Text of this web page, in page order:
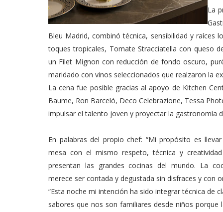
La
Bleu Madrid, combinó técnica, sensibilidad y raíces
toques tropicales, Tomate Stracciatella con queso
un Filet Mignon con reducción de fondo oscuro,
maridado con vinos seleccionados que realzaron la
La cena fue posible gracias al apoyo de Kitchen
Baume, Ron Barceló, Deco Celebrazione, Tessa
impulsar el talento joven y proyectar la gastronomía
En palabras del propio chef: “Mi propósito es
mesa con el mismo respeto, técnica y
presentan las grandes cocinas del mundo. La
merece ser contada y degustada sin disfraces y con
“Esta noche mi intención ha sido integrar técnica de
sabores que nos son familiares desde niños porque